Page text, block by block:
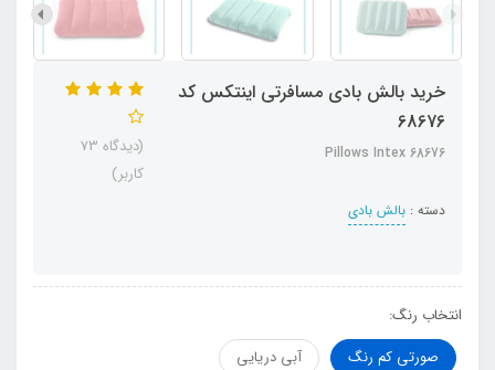
خرید بالش بادی مسافرتی اینتکس کد
68676
Pillows Intex 68676
دسته : بالش بادی
(دیدگاه 73
کاربر)
انتخاب رنگ:
صورتی کم رنگ
آبی دریایی